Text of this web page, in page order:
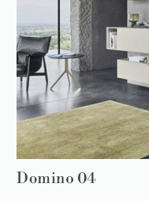
Domino 04